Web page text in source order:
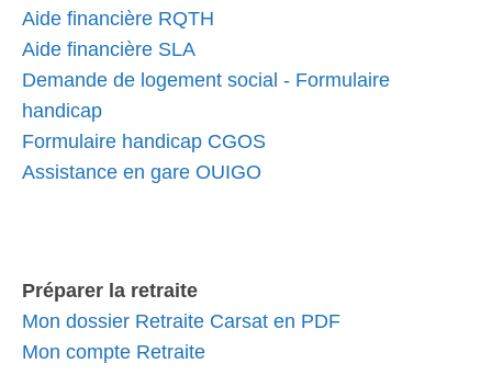
Aide financière RQTH
Aide financière SLA
Demande de logement social - Formulaire
handicap
Formulaire handicap CGOS
Assistance en gare OUIGO
Préparer la retraite
Mon dossier Retraite Carsat en PDF
Mon compte Retraite